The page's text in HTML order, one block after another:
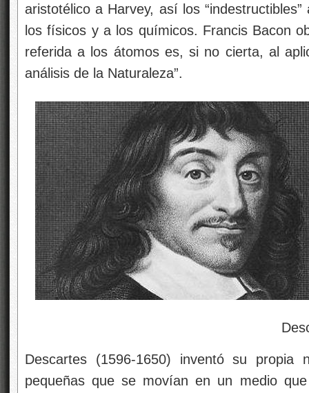
aristotélico a Harvey, así los
los físicos y a los químicos. Francis Bacon
referida a los átomos es, si no cierta, al
análisis de la Naturaleza”.
Descartes (1596-1650) inventó su propia
pequeñas que se movían en un medio